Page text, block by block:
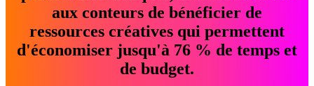
aux conteurs de bénéficier de
ressources créatives qui permettent
d'économiser jusqu'à 76 % de temps et
de budget.